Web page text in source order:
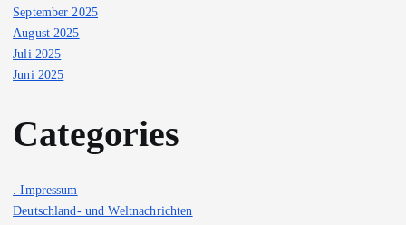
September 2025
August 2025
Juli 2025
Juni 2025
Categories
. Impressum
Deutschland- und Weltnachrichten